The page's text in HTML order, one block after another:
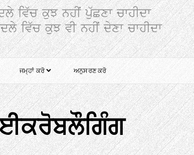
ਵਿੱਚ ਕੁਝ ਨਹੀਂ ਪੁੱਛਣਾ ਚਾਹੀਦਾ
ਵਿੱਚ ਕੁਝ ਵੀ ਨਹੀਂ ਦੇਣਾ ਚਾਹੀਦਾ
ਜਮ੍ਹਾਂ ਕਰੋ ਅਨੁਸਰਣ ਕਰੋ